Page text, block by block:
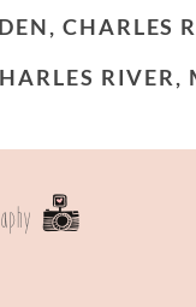
CHARLES
RIVER,